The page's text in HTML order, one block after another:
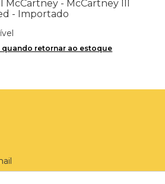
McCartney - McCartney III
- Importado
quando retornar ao estoque